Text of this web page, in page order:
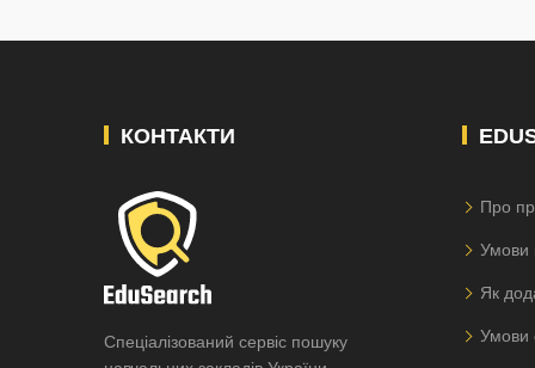
КОНТАКТИ
Спеціалізований сервіс пошуку
Про
Умови
Як
Умови